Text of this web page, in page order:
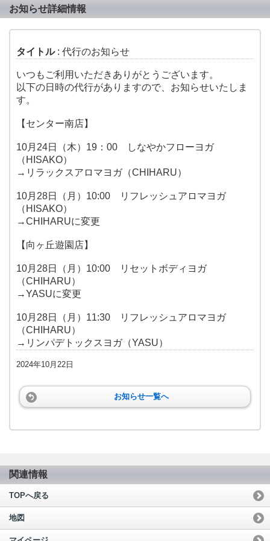
お知らせ詳細情報
タイトル: 代行のお知らせ
いつもご利用いただきありがとうございます。
以下の日時の代行がありますので、お知らせいたしま
す。
【センター南店】
10月24日（木）19：00 しなやかフローヨガ
（HISAKO）
→リラックスアロマヨガ（CHIHARU）
10月28日（月）10:00 リフレッシュアロマヨガ
（HISAKO）
→CHIHARUに変更
【向ヶ丘遊園店】
10月28日（月）10:00 リセットボディヨガ
（CHIHARU）
→YASUに変更
10月28日（月）11:30 リフレッシュアロマヨガ
（CHIHARU）
→リンパデトックスヨガ（YASU）
2024年10月22日
お知らせ一覧へ
関連情報
TOPへ戻る
地図